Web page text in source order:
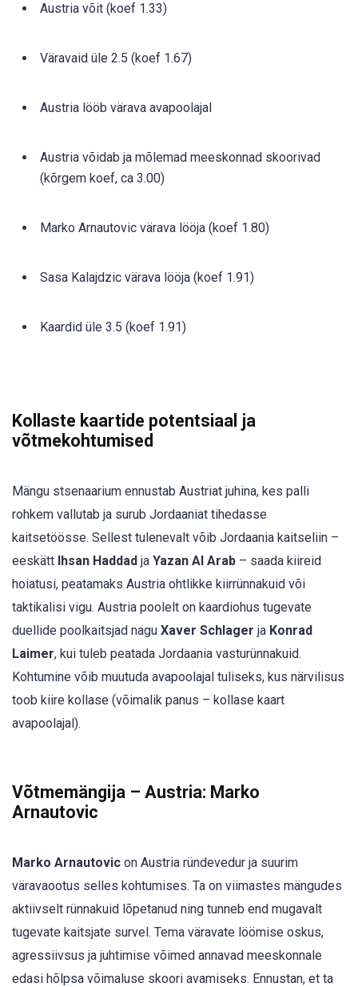
Austria võit (koef 1.33)
Väravaid üle 2.5 (koef 1.67)
Austria lööb värava avapoolajal
Austria võidab ja mõlemad meeskonnad skoorivad
(kõrgem koef, ca 3.00)
Marko Arnautovic värava lööja (koef 1.80)
Sasa Kalajdzic värava lööja (koef 1.91)
Kaardid üle 3.5 (koef 1.91)
Kollaste kaartide potentsiaal ja
võtmekohtumised
Mängu stsenaarium ennustab Austriat juhina, kes palli
rohkem vallutab ja surub Jordaaniat tihedasse
kaitsetöösse. Sellest tulenevalt võib Jordaania kaitseliin –
eeskätt Ihsan Haddad ja Yazan Al Arab – saada kiireid
hoiatusi, peatamaks Austria ohtlikke kiirrünnakuid või
taktikalisi vigu. Austria poolelt on kaardiohus tugevate
duellide poolkaitsjad nagu Xaver Schlager ja Konrad
Laimer, kui tuleb peatada Jordaania vasturünnakuid.
Kohtumine võib muutuda avapoolajal tuliseks, kus närvilisus
toob kiire kollase (võimalik panus – kollase kaart
avapoolajal).
Võtmemängija – Austria: Marko
Arnautovic
Marko Arnautovic on Austria ründevedur ja suurim
väravaootus selles kohtumises. Ta on viimastes mängudes
aktiivselt rünnakuid lõpetanud ning tunneb end mugavalt
tugevate kaitsjate survel. Tema väravate löömise oskus,
agressiivsus ja juhtimise võimed annavad meeskonnale
edasi hõlpsa võimaluse skoori avamiseks. Ennustan, et ta